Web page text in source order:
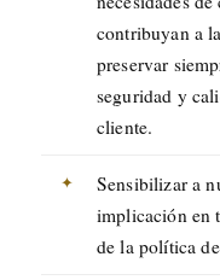
contribuyan a
preservar
seguridad y
cliente.
Sensibilizar a
implicación en
de la política